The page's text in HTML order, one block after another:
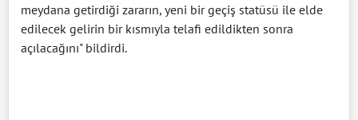
meydana getirdiği zararın, yeni bir geçiş statüsü ile elde
edilecek gelirin bir kısmıyla telafi edildikten sonra
açılacağını" bildirdi.